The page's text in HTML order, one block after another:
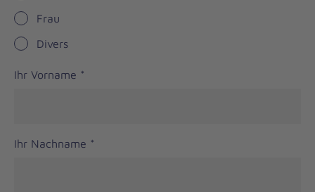
Frau
Divers
Ihr Vorname *
Ihr Nachname *